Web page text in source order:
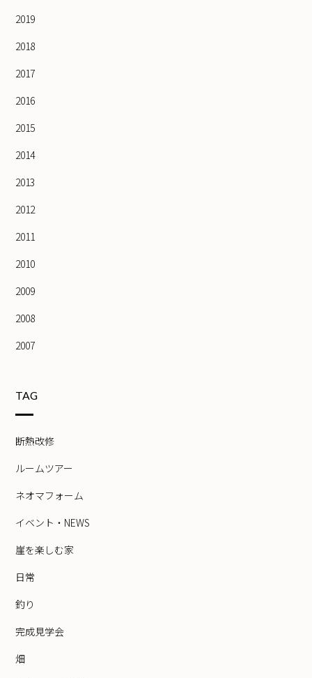
2019
2018
2017
2016
2015
2014
2013
2012
2011
2010
2009
2008
2007
TAG
断熱改修
ルームツアー
ネオマフォーム
イベント・NEWS
崖を楽しむ家
日常
釣り
完成見学会
畑